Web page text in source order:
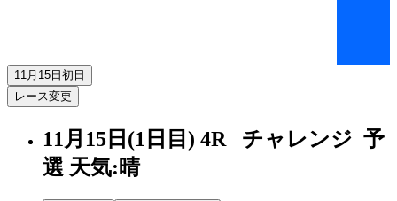
11月15日 初日
レース変更
11月15日(1日目) 4R チャレンジ 予
選 天気:晴